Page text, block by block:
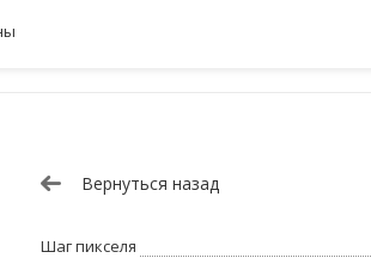
Вернуться назад
Шаг пикселя